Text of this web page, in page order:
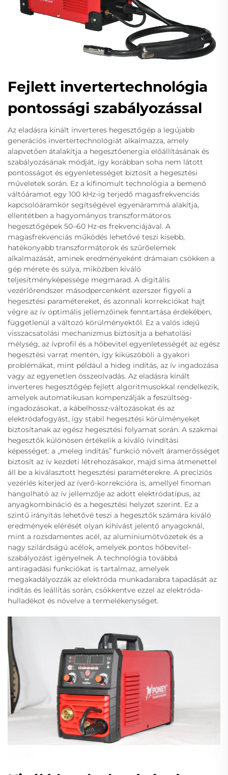
Fejlett invertertechnológia
pontossági szabályozással
Az eladásra kínált inverteres hegesztőgép a legújabb
generációs invertertechnológiát alkalmazza, amely
alapvetően átalakítja a hegesztőenergia előállításának és
szabályozásának módját, így korábban soha nem látott
pontosságot és egyenletességet biztosít a hegesztési
műveletek során. Ez a kifinomult technológia a bemenő
váltóáramot egy 100 kHz-ig terjedő magasfrekvenciás
kapcsolóáramkör segítségével egyenárammá alakítja,
ellentétben a hagyományos transzformátoros
hegesztőgépek 50–60 Hz-es frekvenciájával. A
magasfrekvenciás működés lehetővé teszi kisebb,
hatékonyabb transzformátorok és szűrőelemek
alkalmazását, aminek eredményeként drámaian csökken a
gép mérete és súlya, miközben kiváló
teljesítményképessége megmarad. A digitális
vezérlőrendszer másodpercenként ezerszer figyeli a
hegesztési paramétereket, és azonnali korrekciókat hajt
végre az ív optimális jellemzőinek fenntartása érdekében,
függetlenül a változó körülményektől. Ez a valós idejű
visszacsatolási mechanizmus biztosítja a behatolási
mélység, az ívprofil és a hőbevitel egyenletességét az egész
hegesztési varrat mentén, így kiküszöböli a gyakori
problémákat, mint például a hideg indítás, az ív ingadozása
vagy az egyenetlen összeolvadás. Az eladásra kínált
inverteres hegesztőgép fejlett algoritmusokkal rendelkezik,
amelyek automatikusan kompenzálják a feszültség-
ingadozásokat, a kábelhossz-változásokat és az
elektródafogyást, így stabil hegesztési körülményeket
biztosítanak az egész hegesztési folyamat során. A szakmai
hegesztők különösen értékelik a kiváló ívindítási
képességet: a „meleg indítás” funkció növelt áramerősséget
biztosít az ív kezdeti létrehozásakor, majd sima átmenettel
áll be a kiválasztott hegesztési paraméterekre. A precíziós
vezérlés kiterjed az íverő-korrekcióra is, amellyel finoman
hangolható az ív jellemzője az adott elektródatípus, az
anyagkombináció és a hegesztési helyzet szerint. Ez a
szintű irányítás lehetővé teszi a hegesztők számára kiváló
eredmények elérését olyan kihívást jelentő anyagoknál,
mint a rozsdamentes acél, az alumíniumötvözetek és a
nagy szilárdságú acélok, amelyek pontos hőbevitel-
szabályozást igényelnek. A technológia továbbá
antiragadási funkciókat is tartalmaz, amelyek
megakadályozzák az elektróda munkadarabra tapadását az
indítás és leállítás során, csökkentve ezzel az elektróda-
hulladékot és növelve a termelékenységet.